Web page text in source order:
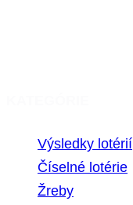
Výsledky lotérií
Číselné lotérie
Žreby